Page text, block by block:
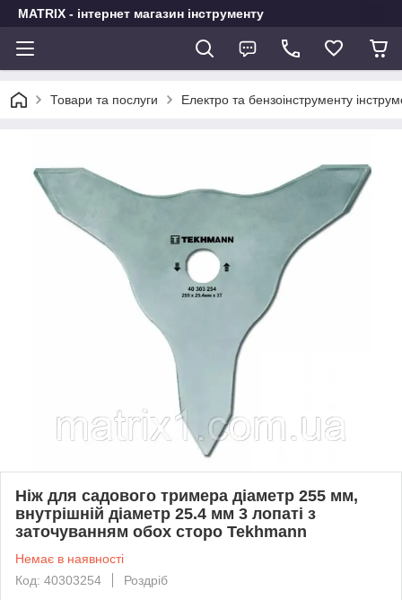
MATRIX - інтернет магазин інструменту
Товари та послуги Електро та бензоінструменту
Ніж для садового тримера діаметр 255 мм,
внутрішній діаметр 25.4 мм 3 лопаті з
заточуванням обох сторо Tekhmann
Немає в наявності
Код: 40303254
Роздріб